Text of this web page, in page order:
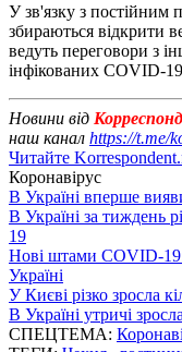
У зв'язку з постійним
збираються відкрити
ведуть переговори з
інфікованих COVID-
Новини від
наш канал https://t.me/
Читайте
Коронавірус
В Україні вперше
В Україні за тиждень
19
Нові штами COVID-19:
Україні
У Києві різко зросла
В Україні утричі
СПЕЦТЕМА: